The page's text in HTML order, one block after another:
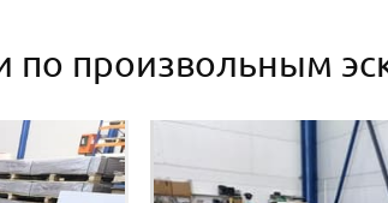
по произвольным